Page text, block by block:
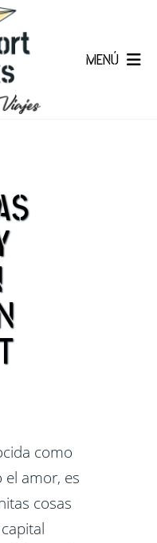
MENÚ
como
el amor, es
cosas